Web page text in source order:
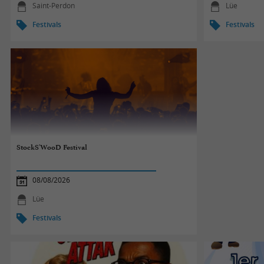
Saint-Perdon
Festivals
Lüe
Festivals
StockS'WooD Festival
08/08/2026
Lüe
Festivals